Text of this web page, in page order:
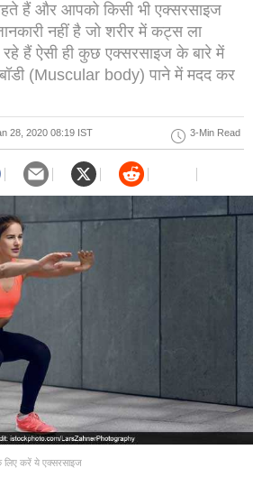
हैं और आपको किसी भी एक्सरसाइज
नहीं है जो शरीर में कट्स ला
रहे हैं ऐसी ही कुछ एक्सरसाइज के बारे में
(Muscular body) पाने में मदद कर
28, 2020 08:19 IST 3-Min Read
लिए करें ये एक्सरसाइज